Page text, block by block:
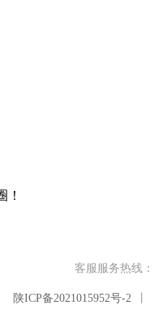
！
客服服务热线：
陕ICP备2021015952号-2